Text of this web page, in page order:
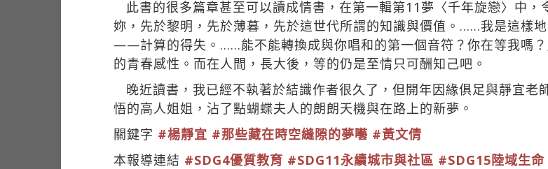
此書的很多篇章甚至可以讀成情書，在第一輯第11夢〈千年旋戀〉中
妳，先於黎明，先於薄暮，先於這世代所謂的知識與價值。……我是這樣
——計算的得失。……能不能轉換成與你唱和的第一個音符？你在等我嗎
的青春感性。而在人間，長大後，等的仍是至情只可酬知己吧。
晚近讀書，我已經不執著於結識作者很久了，但開年因緣俱足與靜宜老
悟的高人姐姐，沾了點蝴蝶夫人的朗朗天機與在路上的新夢。
關鍵字 #楊靜宜 #那些藏在時空縫隙的夢囈 #黃文倩
本報導連結 #SDG4優質教育 #SDG11永續城市與社區 #SDG15陸域生命